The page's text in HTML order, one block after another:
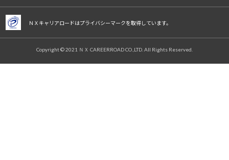
ＮＸキャリアロードはプライバシーマークを取得しています。
Copyright © 2021 ＮＸ CAREERROAD CO.,LTD. All Rights Reserved.